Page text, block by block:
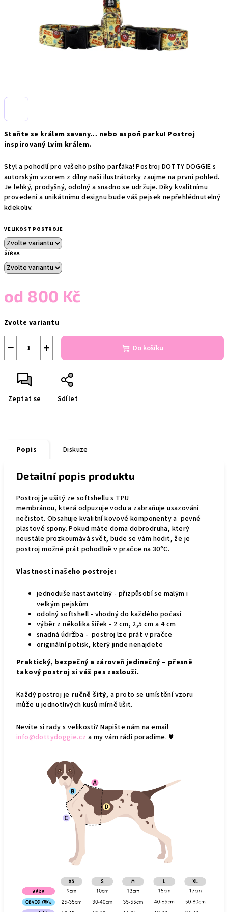
Staňte se králem savany… nebo aspoň parku! Postroj
inspirovaný Lvím králem.
Styl a pohodlí pro vašeho psího parťáka! Postroj DOTTY DOGGIE s
autorským vzorem z dílny naší ilustrátorky zaujme na první pohled.
Je lehký, prodyšný, odolný a snadno se udržuje. Díky kvalitnímu
provedení a unikátnímu designu bude váš pejsek nepřehlédnutelný
kdekoliv.
VELIKOST POSTROJE
ŠÍŘKA
od 800 Kč
cena:
Zvolte variantu
+
− Do košíku
Zeptat se Sdílet
Popis Diskuze
Detailní popis produktu
Postroj jeušitý ze softshellu s TPU
membránou,která odpuzuje vodu a zabraňuje usazování
nečistot. Obsahuje kvalitní kovové komponenty a pevné
plastové spony. Pokud máte doma dobrodruha, který
neustále prozkoumává svět, bude se vám hodit, že je
postroj možné prát pohodlně v pračce na 30°C.
Vlastnosti našeho postroje:
jednoduše nastavitelný - přizpůsobí se malým i
velkým pejskům
odolný softshell - vhodný do každého počasí
výběr z několika šířek - 2 cm, 2,5 cm a 4 cm
snadná údržba - postroj lze prát v pračce
originální potisk, který jinde nenajdete
Praktický, bezpečný a zároveň jedinečný – přesně
takový postroj si váš pes zaslouží.
Každý postroj je ručně šitý, a proto se umístění vzoru
může u jednotlivých kusů mírně lišit.
Nevíte si rady s velikostí? Napište nám na email
info@dottydoggie.cz a my vám rádi poradíme. ♥